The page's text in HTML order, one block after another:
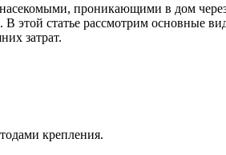
проникающими в дом
В этой статье рассмотрим
затрат.
крепления.